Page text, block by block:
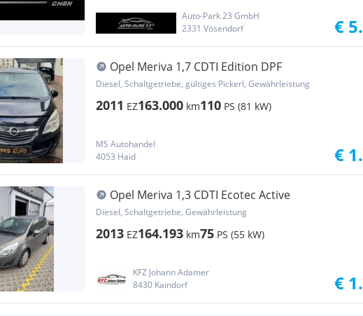
Auto-Park 23 GmbH
2331 Vösendorf
€
Opel Meriva 1,7 CDTI Edition DPF
Diesel, Schaltgetriebe, gültiges Pickerl, Gewährleistung
2011 EZ163.000 km110 PS (81 kW)
MS Autohandel
4053 Haid
€
Opel Meriva 1,3 CDTI Ecotec Active
Diesel, Schaltgetriebe, Gewährleistung
2013 EZ164.193 km75 PS (55 kW)
KFZ Johann Adamer
8430 Kaindorf
€